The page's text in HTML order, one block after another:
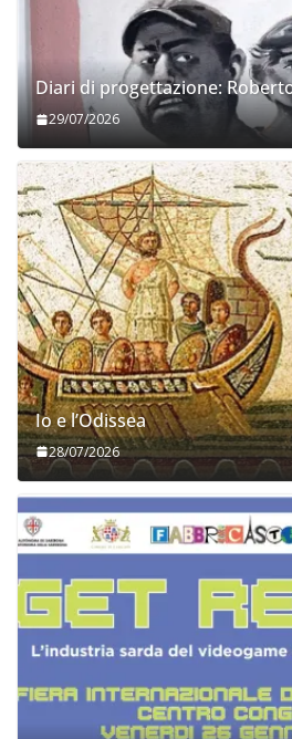
Diari di progettazione:
29/07/2026
Io e l’Odissea
28/07/2026